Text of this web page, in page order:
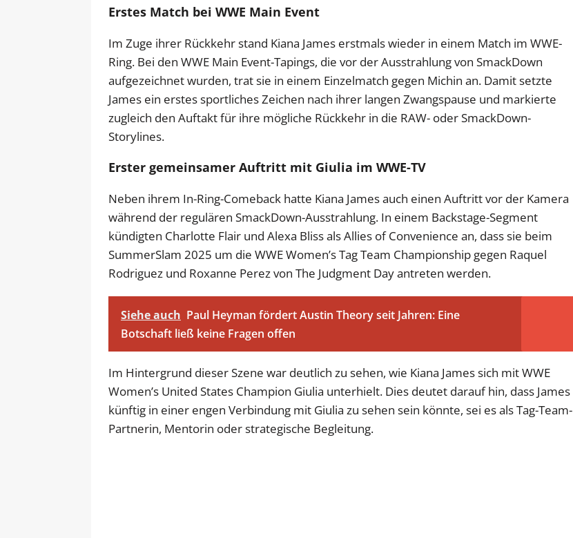
Erstes Match bei WWE Main Event
Im Zuge ihrer Rückkehr stand Kiana James erstmals wieder in einem Match im WWE-
Ring. Bei den WWE Main Event-Tapings, die vor der Ausstrahlung von SmackDown
aufgezeichnet wurden, trat sie in einem Einzelmatch gegen Michin an. Damit setzte
James ein erstes sportliches Zeichen nach ihrer langen Zwangspause und markierte
zugleich den Auftakt für ihre mögliche Rückkehr in die RAW- oder SmackDown-
Storylines.
Erster gemeinsamer Auftritt mit Giulia im WWE-TV
Neben ihrem In-Ring-Comeback hatte Kiana James auch einen Auftritt vor der Kamera
während der regulären SmackDown-Ausstrahlung. In einem Backstage-Segment
kündigten Charlotte Flair und Alexa Bliss als Allies of Convenience an, dass sie beim
SummerSlam 2025 um die WWE Women’s Tag Team Championship gegen Raquel
Rodriguez und Roxanne Perez von The Judgment Day antreten werden.
Siehe auch Paul Heyman fördert Austin Theory seit Jahren: Eine
Botschaft ließ keine Fragen offen
Im Hintergrund dieser Szene war deutlich zu sehen, wie Kiana James sich mit WWE
Women’s United States Champion Giulia unterhielt. Dies deutet darauf hin, dass James
künftig in einer engen Verbindung mit Giulia zu sehen sein könnte, sei es als Tag-Team-
Partnerin, Mentorin oder strategische Begleitung.